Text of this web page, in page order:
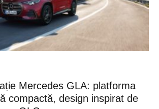
Mercedes GLA: platforma
compactă, design inspirat de